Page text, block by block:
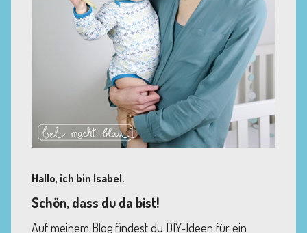
Hallo, ich bin Isabel.
Schön, dass du da bist!
Auf meinem Blog findest du DIY-Ideen für ein